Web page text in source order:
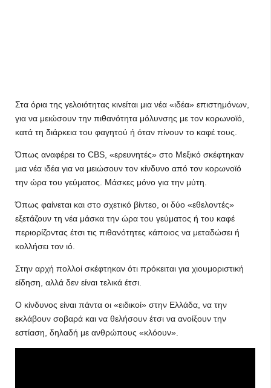
Στα όρια της γελοιότητας κινείται μια νέα «ιδέα» επιστημόνων,
για να μειώσουν την πιθανότητα μόλυνσης με τον κορωνοϊό,
κατά τη διάρκεια του φαγητού ή όταν πίνουν το καφέ τους.
Όπως αναφέρει το CBS, «ερευνητές» στο Μεξικό σκέφτηκαν
μια νέα ιδέα για να μειώσουν τον κίνδυνο από τον κορωνοϊό
την ώρα του γεύματος. Μάσκες μόνο για την μύτη.
Όπως φαίνεται και στο σχετικό βίντεο, οι δύο «εθελοντές»
εξετάζουν τη νέα μάσκα την ώρα του γεύματος ή του καφέ
περιορίζοντας έτσι τις πιθανότητες κάποιος να μεταδώσει ή
κολλήσει τον ιό.
Στην αρχή πολλοί σκέφτηκαν ότι πρόκειται για χιουμοριστική
είδηση, αλλά δεν είναι τελικά έτσι.
Ο κίνδυνος είναι πάντα οι «ειδικοί» στην Ελλάδα, να την
εκλάβουν σοβαρά και να θελήσουν έτσι να ανοίξουν την
εστίαση, δηλαδή με ανθρώπους «κλόουν».